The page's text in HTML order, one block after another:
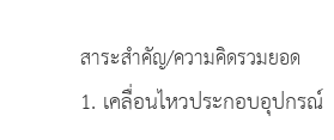
สาระสำคัญ/ความคิดรวมยอด
1. เคลื่อนไหวประกอบอุปกรณ์